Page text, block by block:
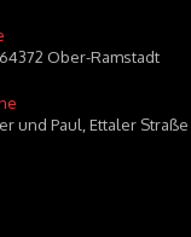
Ober-Ramstadt
und Paul, Ettaler